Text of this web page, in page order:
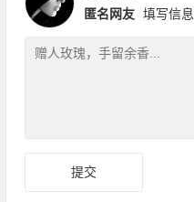
匿名网友 填写信息